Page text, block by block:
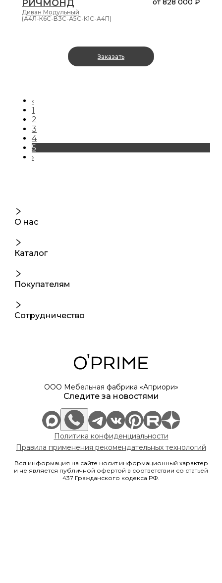
РИЧМОНД
Диван Модульный
от 828 000 ₽
(А4Л-К6С-В3С-А5С-К1С-А4П)
Заказать
‹
1
2
3
4
5
›
О нас
Каталог
Покупателям
Сотрудничество
ООО Мебельная фабрика «Априори»
Следите за новостями
Политика конфиденциальности
Правила применения рекомендательных технологий
Вся информация на сайте носит информационный характер
и не является публичной офертой в соответствии со статьей
437 Гражданского кодекса РФ.